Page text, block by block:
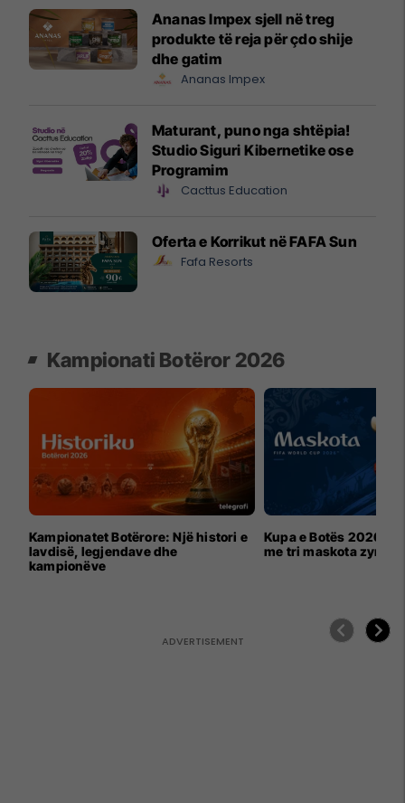
Ananas Impex sjell në treg
produkte të reja për çdo shije
dhe gatim
Ananas Impex
Maturant, puno nga shtëpia!
Studio Siguri Kibernetike ose
Programim
Cacttus Education
Oferta e Korrikut në FAFA Sun
Fafa Resorts
Kampionati Botëror 2026
Kampionatet Botërore: Një histori e
lavdisë, legjendave dhe
kampionëve
Kupa e Botës 2026
me tri maskota zyrtare